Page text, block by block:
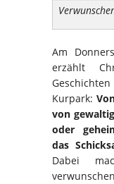
Am
erzählt
Kurpark:
von
oder
das
Dabei